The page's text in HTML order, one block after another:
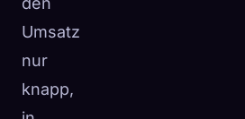
Umsatz
nur
knapp,